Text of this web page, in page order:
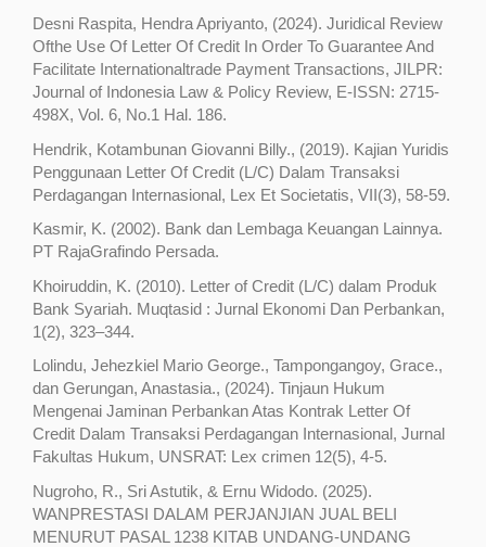
Desni Raspita, Hendra Apriyanto, (2024). Juridical Review
Ofthe Use Of Letter Of Credit In Order To Guarantee And
Facilitate Internationaltrade Payment Transactions, JILPR:
Journal of Indonesia Law & Policy Review, E-ISSN: 2715-
498X, Vol. 6, No.1 Hal. 186.
Hendrik, Kotambunan Giovanni Billy., (2019). Kajian Yuridis
Penggunaan Letter Of Credit (L/C) Dalam Transaksi
Perdagangan Internasional, Lex Et Societatis, VII(3), 58-59.
Kasmir, K. (2002). Bank dan Lembaga Keuangan Lainnya.
PT RajaGrafindo Persada.
Khoiruddin, K. (2010). Letter of Credit (L/C) dalam Produk
Bank Syariah. Muqtasid : Jurnal Ekonomi Dan Perbankan,
1(2), 323–344.
Lolindu, Jehezkiel Mario George., Tampongangoy, Grace.,
dan Gerungan, Anastasia., (2024). Tinjaun Hukum
Mengenai Jaminan Perbankan Atas Kontrak Letter Of
Credit Dalam Transaksi Perdagangan Internasional, Jurnal
Fakultas Hukum, UNSRAT: Lex crimen 12(5), 4-5.
Nugroho, R., Sri Astutik, & Ernu Widodo. (2025).
WANPRESTASI DALAM PERJANJIAN JUAL BELI
MENURUT PASAL 1238 KITAB UNDANG-UNDANG